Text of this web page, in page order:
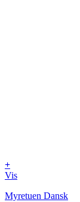
+
Vis
Myretuen Dansk